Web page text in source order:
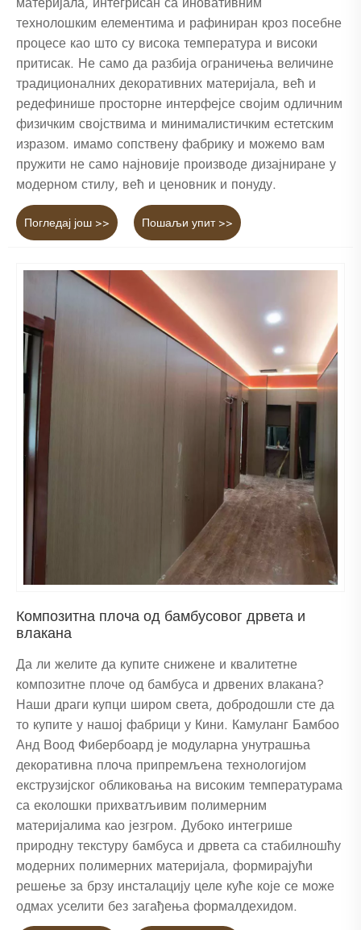
технолошким елементима и рафиниран кроз посебне
процесе као што су висока температура и високи
притисак. Не само да разбија ограничења величине
традиционалних декоративних материјала, већ и
редефинише просторне интерфејсе својим одличним
физичким својствима и минималистичким естетским
изразом. имамо сопствену фабрику и можемо вам
пружити не само најновије производе дизајниране у
модерном стилу, већ и ценовник и понуду.
Погледај још >> Пошаљи упит >>
Композитна плоча од бамбусовог дрвета и
влакана
Да ли желите да купите снижене и квалитетне
композитне плоче од бамбуса и дрвених влакана?
Наши драги купци широм света, добродошли сте да
то купите у нашој фабрици у Кини. Камуланг Бамбоо
Анд Воод Фибербоард је модуларна унутрашња
декоративна плоча припремљена технологијом
екструзијског обликовања на високим температурама
са еколошки прихватљивим полимерним
материјалима као језгром. Дубоко интегрише
природну текстуру бамбуса и дрвета са стабилношћу
модерних полимерних материјала, формирајући
решење за брзу инсталацију целе куће које се може
одмах уселити без загађења формалдехидом.